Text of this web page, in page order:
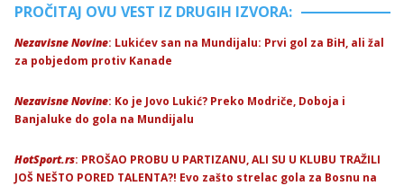
PROČITAJ OVU VEST IZ DRUGIH IZVORA:
Nezavisne Novine: Lukićev san na Mundijalu: Prvi gol za BiH, ali žal
za pobjedom protiv Kanade
Nezavisne Novine: Ko je Jovo Lukić? Preko Modriče, Doboja i
Banjaluke do gola na Mundijalu
HotSport.rs: PROŠAO PROBU U PARTIZANU, ALI SU U KLUBU TRAŽILI
JOŠ NEŠTO PORED TALENTA?! Evo zašto strelac gola za Bosnu na